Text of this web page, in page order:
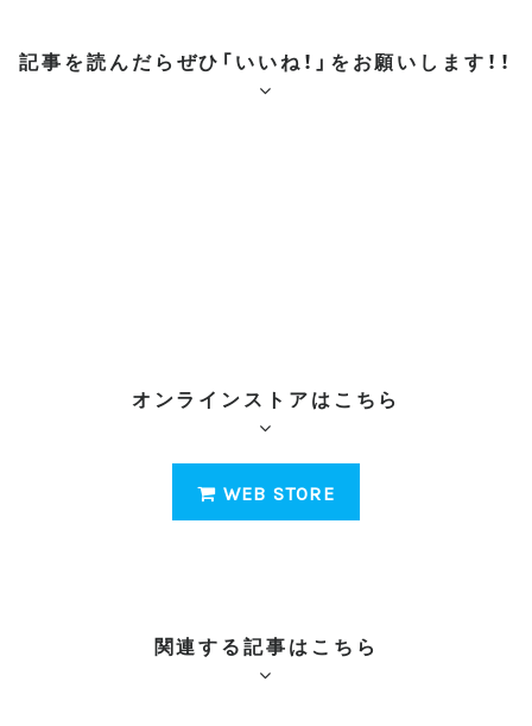
k
記事を読んだらぜひ「いいね！」をお願いします！！
オンラインストアはこちら
WEB STORE
関連する記事はこちら